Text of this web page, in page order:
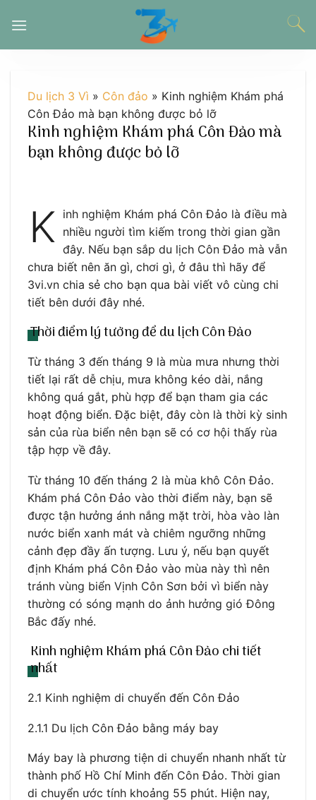
đến
Du lịch 3 Vì » Côn đảo » Kinh nghiệm Khám phá
Côn Đảo mà bạn không được bỏ lỡ
Kinh nghiệm Khám phá Côn Đảo mà
bạn không được bỏ lỡ
K inh nghiệm Khám phá Côn Đảo là điều mà
nhiều người tìm kiếm trong thời gian gần
đây. Nếu bạn sắp du lịch Côn Đảo mà vẫn
chưa biết nên ăn gì, chơi gì, ở đâu thì hãy để
3vi.vn chia sẻ cho bạn qua bài viết vô cùng chi
tiết bên dưới đây nhé.
Thời điểm lý tưởng để du lịch Côn Đảo
Từ tháng 3 đến tháng 9 là mùa mưa nhưng thời
tiết lại rất dễ chịu, mưa không kéo dài, nắng
không quá gắt, phù hợp để bạn tham gia các
hoạt động biển. Đặc biệt, đây còn là thời kỳ sinh
sản của rùa biển nên bạn sẽ có cơ hội thấy rùa
tập hợp về đây.
Từ tháng 10 đến tháng 2 là mùa khô Côn Đảo.
Khám phá Côn Đảo vào thời điểm này, bạn sẽ
được tận hưởng ánh nắng mặt trời, hòa vào làn
nước biển xanh mát và chiêm ngưỡng những
cảnh đẹp đầy ấn tượng. Lưu ý, nếu bạn quyết
định Khám phá Côn Đảo vào mùa này thì nên
tránh vùng biển Vịnh Côn Sơn bởi vì biển này
thường có sóng mạnh do ảnh hưởng gió Đông
Bắc đấy nhé.
Kinh nghiệm Khám phá Côn Đảo chi tiết
nhất
2.1 Kinh nghiệm di chuyển đến Côn Đảo
2.1.1 Du lịch Côn Đảo bằng máy bay
Máy bay là phương tiện di chuyển nhanh nhất từ
thành phố Hồ Chí Minh đến Côn Đảo. Thời gian
di chuyển ước tính khoảng 55 phút. Hiện nay,